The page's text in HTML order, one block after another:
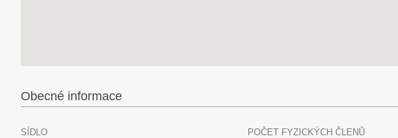
Obecné informace
SÍDLO POČET FYZICKÝCH ČLENŮ